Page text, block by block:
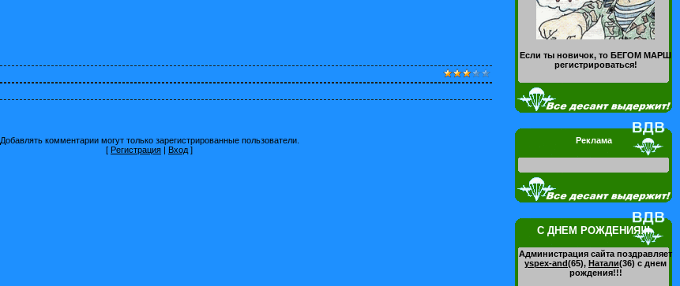
Добавлять комментарии могут только зарегистрированные пользователи.
[ Регистрация | Вход ]
Если ты новичок, то БЕГОМ МАРШ
регистрироваться!
Реклама
С ДНЕМ РОЖДЕНИЯ!!!
Администрация сайта поздравляет
yspex-and(65), Натали(36) с днем
рождения!!!